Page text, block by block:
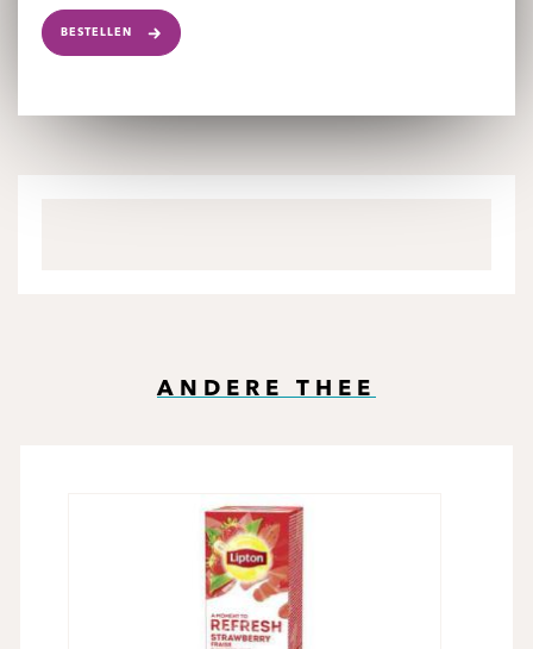
BESTELLEN
ANDERE THEE